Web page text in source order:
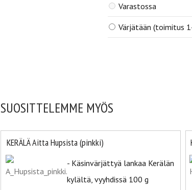
Varastossa
Värjätään (toimitus
SUOSITTELEMME MYÖS
KERÄLÄ Aitta Hupsista (pinkki)
- Käsinvärjättyä lankaa Kerälän
kylältä, vyyhdissä 100 g